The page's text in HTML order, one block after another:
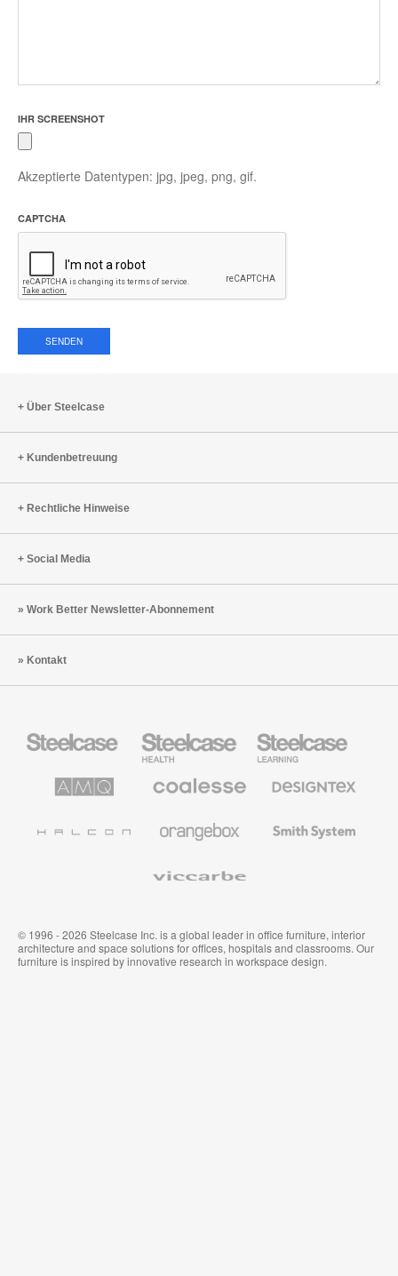
IHR SCREENSHOT
Akzeptierte Datentypen: jpg, jpeg, png, gif.
CAPTCHA
Über Steelcase
Kundenbetreuung
Rechtliche Hinweise
Social Media
Work Better Newsletter-Abonnement
Kontakt
Büromöbel
Health
Education
Möbel
Solutions
Büromöbel
Textilien
System
© 1996 - 2026 Steelcase Inc. is a global leader in office furniture, interior
architecture and space solutions for offices, hospitals and classrooms. Our
furniture is inspired by innovative research in workspace design.